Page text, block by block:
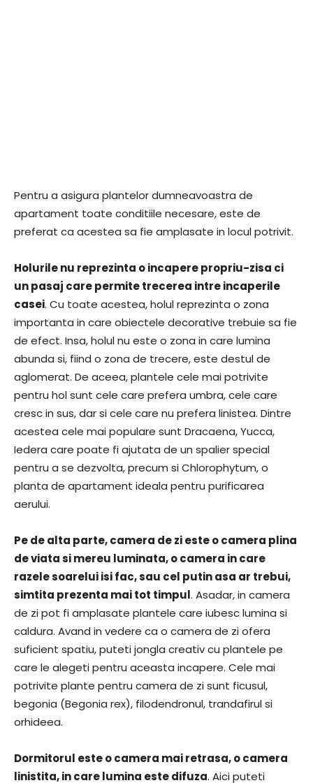
Pentru a asigura plantelor dumneavoastra de
apartament toate conditiile necesare, este de
preferat ca acestea sa fie amplasate in locul potrivit.
Holurile nu reprezinta o incapere propriu-zisa ci
un pasaj care permite trecerea intre incaperile
casei. Cu toate acestea, holul reprezinta o zona
importanta in care obiectele decorative trebuie sa fie
de efect. Insa, holul nu este o zona in care lumina
abunda si, fiind o zona de trecere, este destul de
aglomerat. De aceea, plantele cele mai potrivite
pentru hol sunt cele care prefera umbra, cele care
cresc in sus, dar si cele care nu prefera linistea. Dintre
acestea cele mai populare sunt Dracaena, Yucca,
Iedera care poate fi ajutata de un spalier special
pentru a se dezvolta, precum si Chlorophytum, o
planta de apartament ideala pentru purificarea
aerului.
Pe de alta parte, camera de zi este o camera plina
de viata si mereu luminata, o camera in care
razele soarelui isi fac, sau cel putin asa ar trebui,
simtita prezenta mai tot timpul. Asadar, in camera
de zi pot fi amplasate plantele care iubesc lumina si
caldura. Avand in vedere ca o camera de zi ofera
suficient spatiu, puteti jongla creativ cu plantele pe
care le alegeti pentru aceasta incapere. Cele mai
potrivite plante pentru camera de zi sunt ficusul,
begonia (Begonia rex), filodendronul, trandafirul si
orhideea.
Dormitorul este o camera mai retrasa, o camera
linistita, in care lumina este difuza. Aici puteti